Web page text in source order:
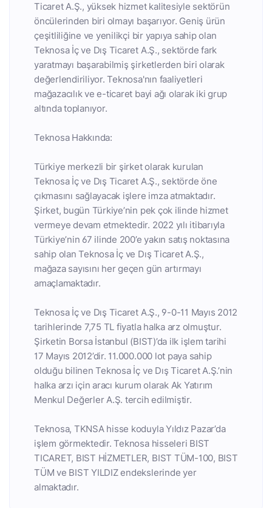
Ticaret A.Ş., yüksek hizmet kalitesiyle sektörün
öncülerinden biri olmayı başarıyor. Geniş ürün
çeşitliliğine ve yenilikçi bir yapıya sahip olan
Teknosa İç ve Dış Ticaret A.Ş., sektörde fark
yaratmayı başarabilmiş şirketlerden biri olarak
değerlendiriliyor. Teknosa'nın faaliyetleri
mağazacılık ve e-ticaret bayi ağı olarak iki grup
altında toplanıyor.
Teknosa Hakkında:
Türkiye merkezli bir şirket olarak kurulan
Teknosa İç ve Dış Ticaret A.Ş., sektörde öne
çıkmasını sağlayacak işlere imza atmaktadır.
Şirket, bugün Türkiye’nin pek çok ilinde hizmet
vermeye devam etmektedir. 2022 yılı itibarıyla
Türkiye’nin 67 ilinde 200’e yakın satış noktasına
sahip olan Teknosa İç ve Dış Ticaret A.Ş.,
mağaza sayısını her geçen gün artırmayı
amaçlamaktadır.
Teknosa İç ve Dış Ticaret A.Ş., 9-0-11 Mayıs 2012
tarihlerinde 7,75 TL fiyatla halka arz olmuştur.
Şirketin Borsa İstanbul (BIST)’da ilk işlem tarihi
17 Mayıs 2012’dir. 11.000.000 lot paya sahip
olduğu bilinen Teknosa İç ve Dış Ticaret A.Ş.’nin
halka arzı için aracı kurum olarak Ak Yatırım
Menkul Değerler A.Ş. tercih edilmiştir.
Teknosa, TKNSA hisse koduyla Yıldız Pazar’da
işlem görmektedir. Teknosa hisseleri BIST
TICARET, BIST HİZMETLER, BIST TÜM-100, BIST
TÜM ve BIST YILDIZ endekslerinde yer
almaktadır.